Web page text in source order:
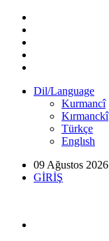
Dil/Language
Kurmancî
Kırmanckî
Türkçe
Englısh
09 Ağustos 2026
GİRİŞ